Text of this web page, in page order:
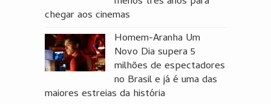
chegar aos cinemas
Homem-Aranha Um
Novo Dia supera 5
milhões de espectadores
no Brasil e já é uma das
maiores estreias da história